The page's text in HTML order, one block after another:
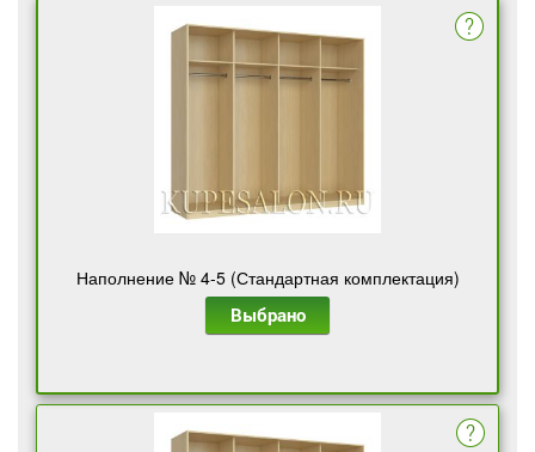
Наполнение № 4-5 (Стандартная комплектация)
Выбрано